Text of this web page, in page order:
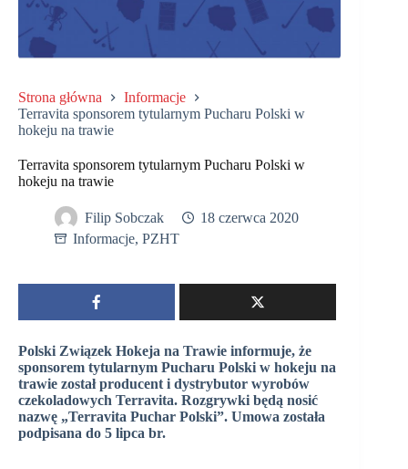
Strona główna
Informacje
Terravita sponsorem tytularnym Pucharu Polski w
hokeju na trawie
Terravita sponsorem tytularnym Pucharu Polski w
hokeju na trawie
Filip Sobczak
18 czerwca 2020
Informacje, PZHT
Polski Związek Hokeja na Trawie informuje, że
sponsorem tytularnym Pucharu Polski w hokeju na
trawie został producent i dystrybutor wyrobów
czekoladowych Terravita. Rozgrywki będą nosić
nazwę „Terravita Puchar Polski”. Umowa została
podpisana do 5 lipca br.